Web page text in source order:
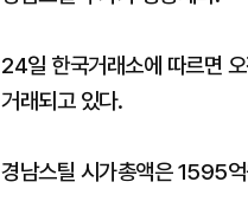
24일 한국거래소에 따르면
거래되고 있다.
경남스틸 시가총액은 1595